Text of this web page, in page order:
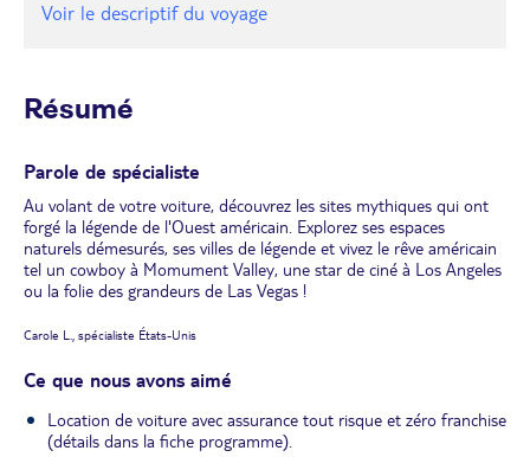
Voir le descriptif du voyage
Résumé
Parole de spécialiste
Au volant de votre voiture, découvrez les sites mythiques qui ont
forgé la légende de l'Ouest américain. Explorez ses espaces
naturels démesurés, ses villes de légende et vivez le rêve américain
tel un cowboy à Momument Valley, une star de ciné à Los Angeles
ou la folie des grandeurs de Las Vegas !
Carole L., spécialiste États-Unis
Ce que nous avons aimé
Location de voiture avec assurance tout risque et zéro franchise
(détails dans la fiche programme).